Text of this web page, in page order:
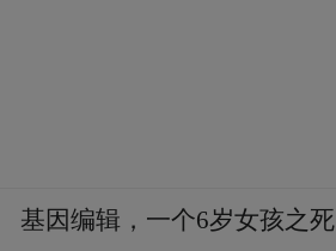
基因编辑，一个6岁女孩之死